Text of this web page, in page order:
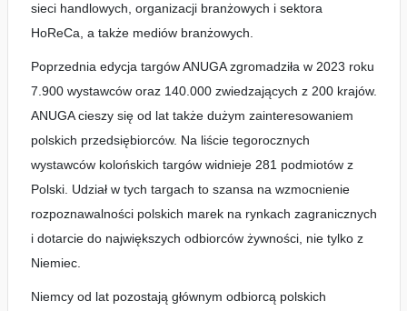
sieci handlowych, organizacji branżowych i sektora
HoReCa, a także mediów branżowych.
Poprzednia edycja targów ANUGA zgromadziła w 2023 roku
7.900 wystawców oraz 140.000 zwiedzających z 200 krajów.
ANUGA cieszy się od lat także dużym zainteresowaniem
polskich przedsiębiorców. Na liście tegorocznych
wystawców kolońskich targów widnieje 281 podmiotów z
Polski. Udział w tych targach to szansa na wzmocnienie
rozpoznawalności polskich marek na rynkach zagranicznych
i dotarcie do największych odbiorców żywności, nie tylko z
Niemiec.
Niemcy od lat pozostają głównym odbiorcą polskich